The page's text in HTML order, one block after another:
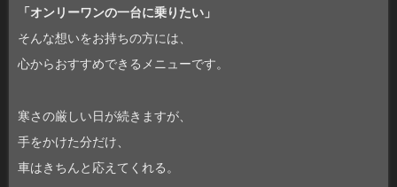
「オンリーワンの一台に乗りたい」
そんな想いをお持ちの方には、
心からおすすめできるメニューです。
寒さの厳しい日が続きますが、
手をかけた分だけ、
車はきちんと応えてくれる。